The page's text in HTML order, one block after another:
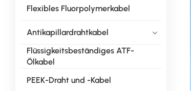
Flexibles Fluorpolymerkabel
Antikapillardrahtkabel
Flüssigkeitsbeständiges ATF-
Ölkabel
PEEK-Draht und -Kabel